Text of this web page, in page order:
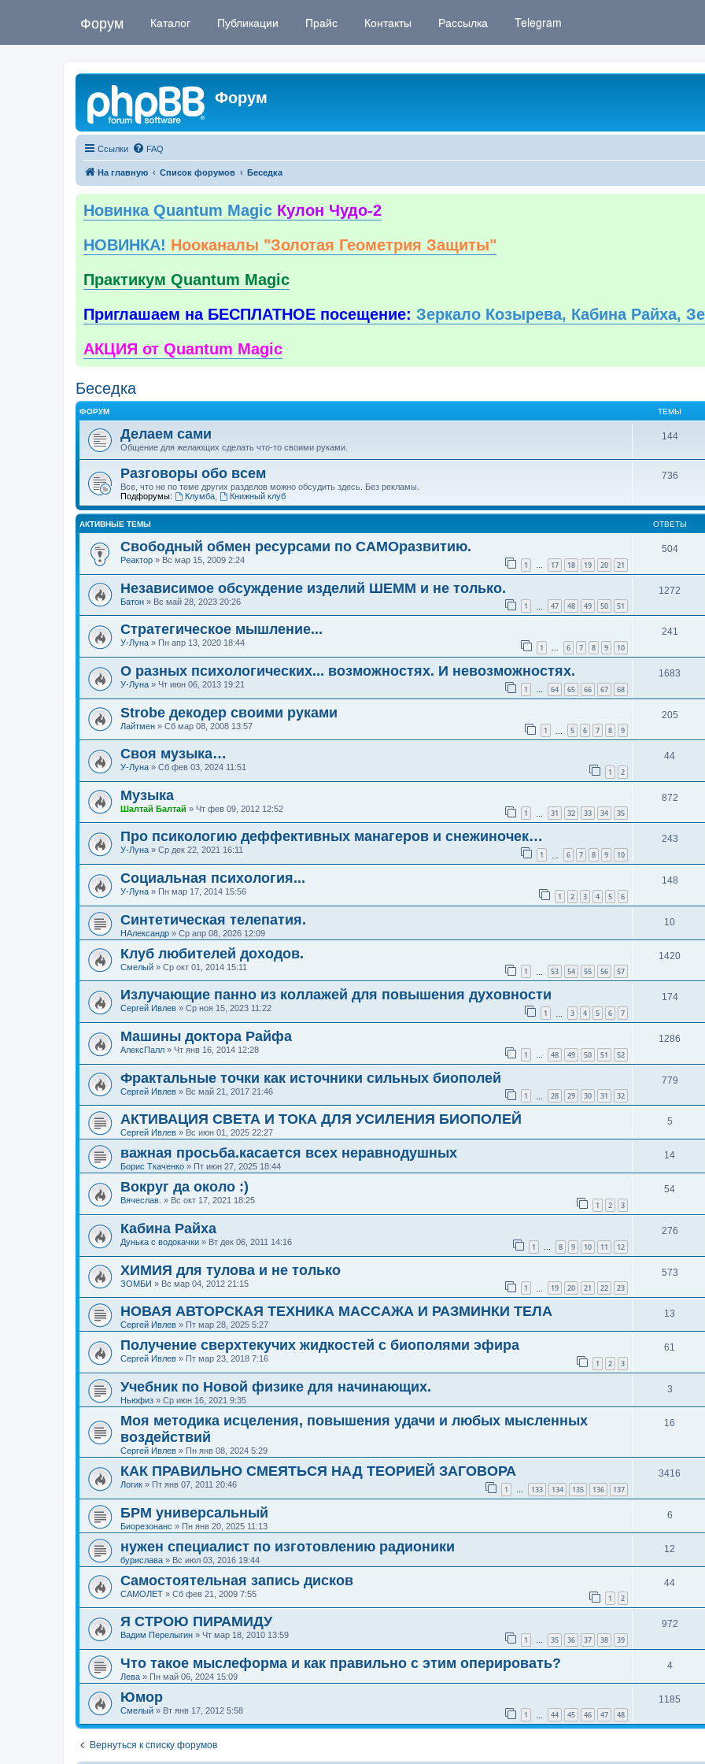
Форум Каталог Публикации Прайс Контакты Рассылка Telegram
Форум
Ссылки FAQ
На главную Список форумов Беседка
Новинка Quantum Magic Кулон Чудо-2
НОВИНКА! Нооканалы "Золотая Геометрия Защиты"
Практикум Quantum Magic
Приглашаем на БЕСПЛАТНОЕ посещение: Зеркало Козырева, Кабина Райха,
АКЦИЯ от Quantum Magic
Беседка
ФОРУМ ТЕМЫ
Делаем сами
Общение для желающих сделать что-то своими руками.
144
Разговоры обо всем
Все, что не по теме других разделов можно обсудить здесь. Без рекламы.
Подфорумы:
Клумба, Книжный клуб
736
АКТИВНЫЕ ТЕМЫ ОТВЕТЫ
Свободный обмен ресурсами по САМОразвитию.
Реактор » Вс мар 15, 2009 2:24 1 … 17 18 19 20 21
504
Независимое обсуждение изделий ШЕММ и не только.
Батон » Вс май 28, 2023 20:26 1 47 48 49 50 51
1272
Стратегическое мышление...
У-Луна » Пн апр 13, 2020 18:44 1 … 6 7 8 9 10
241
О разных психологических... возможностях. И невозможностях.
У-Луна » Чт июн 06, 2013 19:21 1 … 64 65 66 67 68
1683
Strobe декодер своими руками
Лайтмен » Сб мар 08, 2008 13:57 1 5 6 7 8 9
205
Своя музыка…
У-Луна » Сб фев 03, 2024 11:51 1 2
44
Музыка
Шалтай Балтай » Чт фев 09, 2012 12:52 1 31 32 33 34 35
872
Про псикологию деффективных манагеров и снежиночек…
У-Луна » Ср дек 22, 2021 16:11 1 6 7 8 9 10
243
Социальная психология...
У-Луна » Пн мар 17, 2014 15:56 1 2 3 4 5 6
148
Синтетическая телепатия.
НАлександр » Ср апр 08, 2026 12:09
10
Клуб любителей доходов.
Смелый » Ср окт 01, 2014 15:11 1 53 54 55 56 57
1420
Излучающие панно из коллажей для повышения духовности
Сергей Ивлев » Ср ноя 15, 2023 11:22 1 3 4 5 6 7
174
Машины доктора Райфа
АлексПалл » Чт янв 16, 2014 12:28 1 … 48 49 50 51 52
1286
Фрактальные точки как источники сильных биополей
Сергей Ивлев » Вс май 21, 2017 21:46 1 28 29 30 31 32
779
АКТИВАЦИЯ СВЕТА И ТОКА ДЛЯ УСИЛЕНИЯ БИОПОЛЕЙ
Сергей Ивлев » Вс июн 01, 2025 22:27
5
важная просьба.касается всех неравнодушных
Борис Ткаченко » Пт июн 27, 2025 18:44
14
Вокруг да около :)
Вячеслав. » Вс окт 17, 2021 18:25 1 2 3
54
Кабина Райха
Дунька с водокачки » Вт дек 06, 2011 14:16 1 … 8 9 10 11 12
276
ХИМИЯ для тулова и не только
ЗОМБИ » Вс мар 04, 2012 21:15 1 19 20 21 22 23
573
НОВАЯ АВТОРСКАЯ ТЕХНИКА МАССАЖА И РАЗМИНКИ ТЕЛА
Сергей Ивлев » Пт мар 28, 2025 5:27
13
Получение сверхтекучих жидкостей с биополями эфира
Сергей Ивлев » Пт мар 23, 2018 7:16 1 2 3
61
Учебник по Новой физике для начинающих.
Ньюфиз » Ср июн 16, 2021 9:35
3
Моя методика исцеления, повышения удачи и любых мысленных
воздействий
Сергей Ивлев » Пн янв 08, 2024 5:29
16
КАК ПРАВИЛЬНО СМЕЯТЬСЯ НАД ТЕОРИЕЙ ЗАГОВОРА
Логик » Пт янв 07, 2011 20:46 1 133 134 135 136 137
3416
БРМ универсальный
Биорезонанс » Пн янв 20, 2025 11:13
6
нужен специалист по изготовлению радионики
бурислава » Вс июл 03, 2016 19:44
12
Самостоятельная запись дисков
САМОЛЕТ » Сб фев 21, 2009 7:55 1 2
44
Я СТРОЮ ПИРАМИДУ
Вадим Перелыгин » Чт мар 18, 2010 13:59 1 … 35 36 37 38 39
972
Что такое мыслеформа и как правильно с этим оперировать?
Лева » Пн май 06, 2024 15:09
4
Юмор
Смелый » Вт янв 17, 2012 5:58 1 44 45 46 47 48
1185
Вернуться к списку форумов